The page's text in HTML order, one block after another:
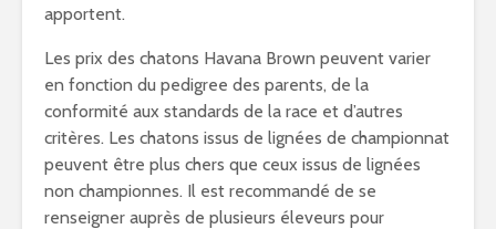
apportent.
Les prix des chatons Havana Brown peuvent varier
en fonction du pedigree des parents, de la
conformité aux standards de la race et d’autres
critères. Les chatons issus de lignées de championnat
peuvent être plus chers que ceux issus de lignées
non championnes. Il est recommandé de se
renseigner auprès de plusieurs éleveurs pour